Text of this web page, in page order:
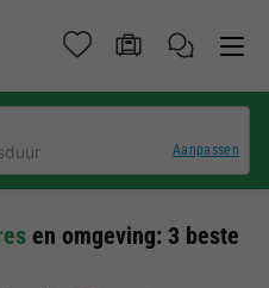
Aanpassen
en omgeving: 3 beste